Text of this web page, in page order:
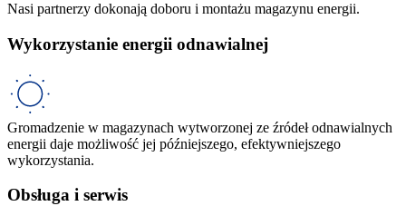
Nasi partnerzy dokonają doboru i montażu magazynu energii.
Wykorzystanie energii odnawialnej
Gromadzenie w magazynach wytworzonej ze źródeł odnawialnych
energii daje możliwość jej późniejszego, efektywniejszego
wykorzystania.
Obsługa i serwis